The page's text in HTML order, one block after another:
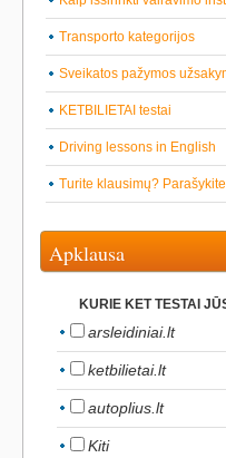
Transporto kategorijos
Sveikatos pažymos
KETBILIETAI testai
Driving lessons in English
Turite klausimų? Parašykite
Apklausa
KURIE KET TESTAI
arsleidiniai.lt
ketbilietai.lt
autoplius.lt
Kiti